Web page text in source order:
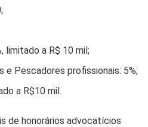
limitado a R$ 10 mil;
e Pescadores profissionais: 5%;
a R$10 mil.
de honorários advocatícios